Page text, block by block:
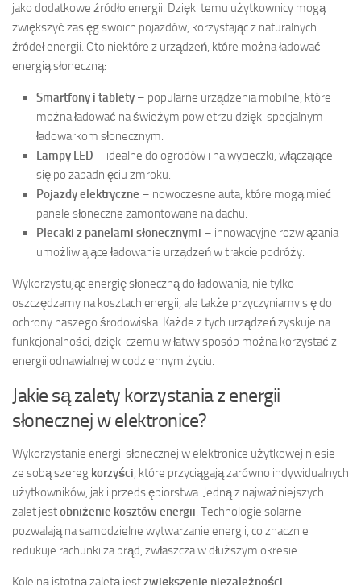
jako dodatkowe źródło energii. Dzięki temu użytkownicy mogą
zwiększyć zasięg swoich pojazdów, korzystając z naturalnych
źródeł energii. Oto niektóre z urządzeń, które można ładować
energią słoneczną:
Smartfony i tablety – popularne urządzenia mobilne, które
można ładować na świeżym powietrzu dzięki specjalnym
ładowarkom słonecznym.
Lampy LED – idealne do ogrodów i na wycieczki, włączające
się po zapadnięciu zmroku.
Pojazdy elektryczne – nowoczesne auta, które mogą mieć
panele słoneczne zamontowane na dachu.
Plecaki z panelami słonecznymi – innowacyjne rozwiązania
umożliwiające ładowanie urządzeń w trakcie podróży.
Wykorzystując energię słoneczną do ładowania, nie tylko
oszczędzamy na kosztach energii, ale także przyczyniamy się do
ochrony naszego środowiska. Każde z tych urządzeń zyskuje na
funkcjonalności, dzięki czemu w łatwy sposób można korzystać z
energii odnawialnej w codziennym życiu.
Jakie są zalety korzystania z energii
słonecznej w elektronice?
Wykorzystanie energii słonecznej w elektronice użytkowej niesie
ze sobą szereg korzyści, które przyciągają zarówno indywidualnych
użytkowników, jak i przedsiębiorstwa. Jedną z najważniejszych
zalet jestobniżenie kosztów energii. Technologie solarne
pozwalają na samodzielne wytwarzanie energii, co znacznie
redukuje rachunki za prąd, zwłaszcza w dłuższym okresie.